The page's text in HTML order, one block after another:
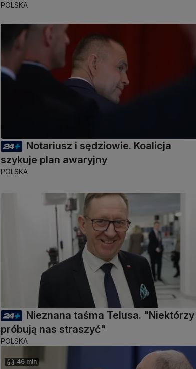
POLSKA
Notariusz i sędziowie. Koalicja
szykuje plan awaryjny
POLSKA
Nieznana taśma Telusa. "Niektórzy
próbują nas straszyć"
POLSKA
46 min